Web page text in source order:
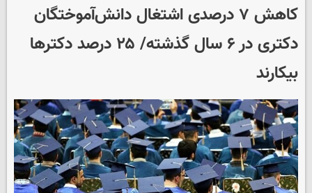
کاهش ۷ درصدی اشتغال دانش‌آموختگان
دکتری در ۶ سال گذشته/ ۲۵ درصد دکترها
بیکارند